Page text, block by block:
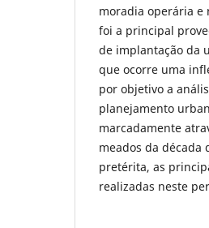
moradia operária e
foi a principal
de implantação da
que ocorre uma
por objetivo a
planejamento
marcadamente
meados da década
pretérita, as
realizadas neste